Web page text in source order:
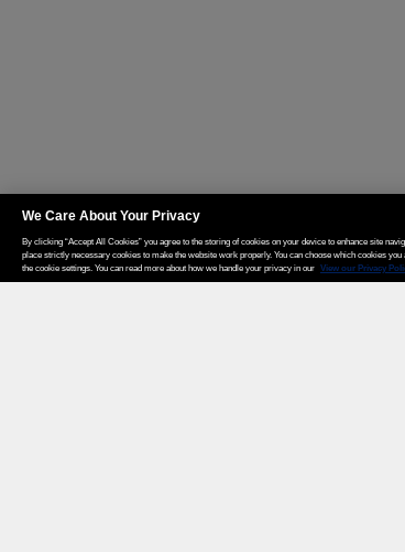
We Care About Your Privacy
By clicking “Accept All Cookies” you agree to the storing of cookies on your device to enhance site
place strictly necessary cookies to make the website work properly. You can choose which cookies
the cookie settings. You can read more about how we handle your privacy in our View our Privacy